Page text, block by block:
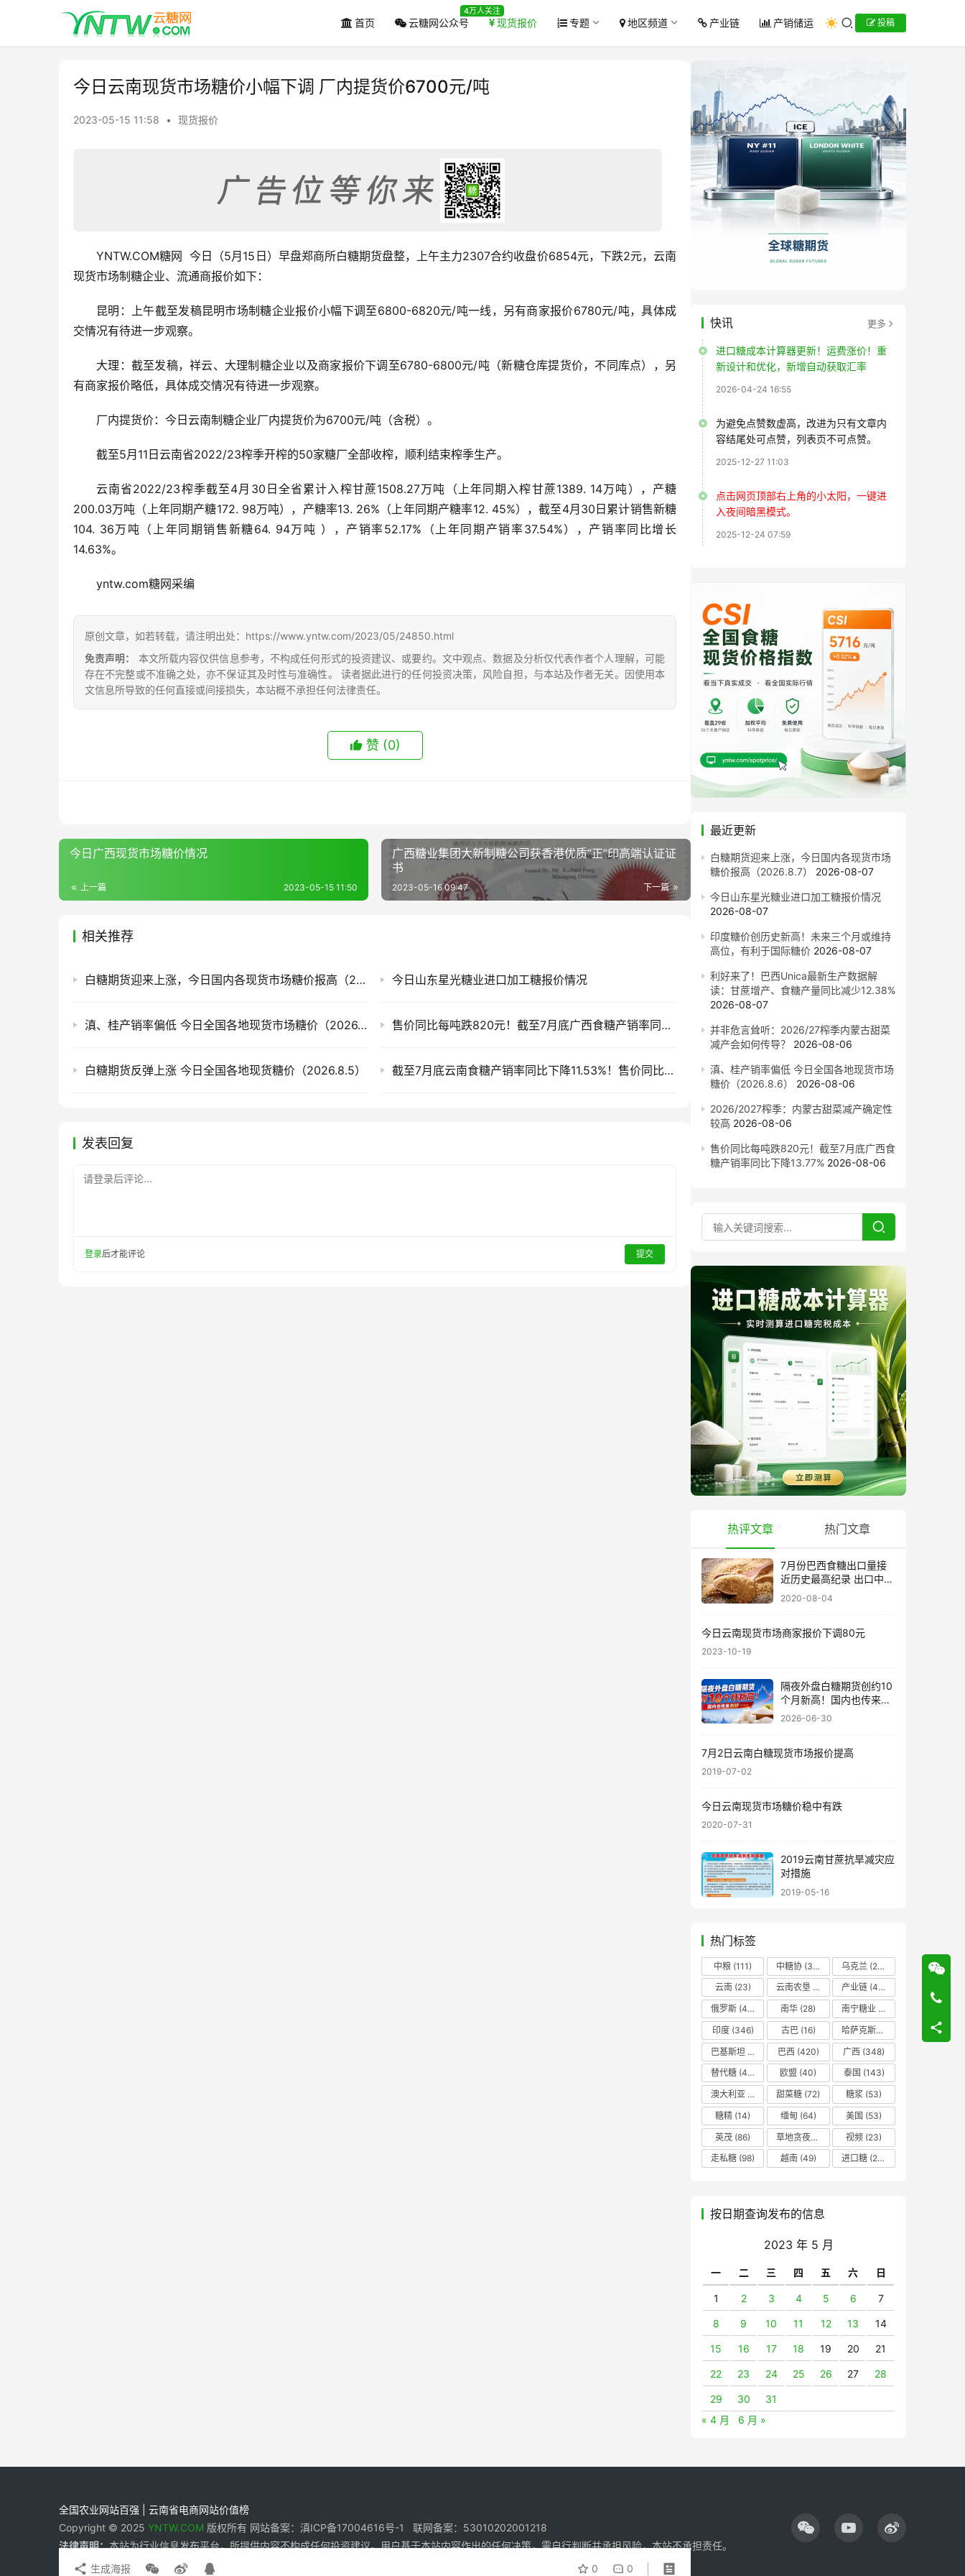
首页 云糖网公众号
4万人关注
现货报价 专题 地区频道 产业链 产销储运 投稿
今日云南现货市场糖价小幅下调 厂内提货价6700元/吨
2023-05-15 11:58 • 现货报价
YNTW.COM糖网  今日（5月15日）早盘郑商所白糖期货盘整，上午主力2307合约收盘价6854元，下跌2元，云南
现货市场制糖企业、流通商报价如下：
昆明：上午截至发稿昆明市场制糖企业报价小幅下调至6800-6820元/吨一线，另有商家报价6780元/吨，具体成
交情况有待进一步观察。
大理：截至发稿，祥云、大理制糖企业以及商家报价下调至6780-6800元/吨（新糖仓库提货价，不同库点），另
有商家报价略低，具体成交情况有待进一步观察。
厂内提货价：今日云南制糖企业厂内提货价为6700元/吨（含税）。
截至5月11日云南省2022/23榨季开榨的50家糖厂全部收榨，顺利结束榨季生产。
云南省2022/23榨季截至4月30日全省累计入榨甘蔗1508.27万吨（上年同期入榨甘蔗1389. 14万吨），产糖
200.03万吨（上年同期产糖172. 98万吨），产糖率13. 26%（上年同期产糖率12. 45%），截至4月30日累计销售新糖
104. 36万吨（上年同期销售新糖64. 94万吨 ），产销率52.17%（上年同期产销率37.54%），产销率同比增长
14.63%。
yntw.com糖网采编
原创文章，如若转载，请注明出处：https://www.yntw.com/2023/05/24850.html
免责声明：
本文所载内容仅供信息参考，不构成任何形式的投资建议、或要约。文中观点、数据及分析仅代表作者个人理解，可能
存在不完整或不准确之处，亦不保证其及时性与准确性。 读者据此进行的任何投资决策，风险自担，与本站及作者无关。因使用本
文信息所导致的任何直接或间接损失，本站概不承担任何法律责任。
赞 (0)
0 0
生成海报
今日广西现货市场糖价情况
上一篇 2023-05-15 11:50
广西糖业集团大新制糖公司获香港优质“正”印高端认证证
书
下一篇
2023-05-16 09:47
相关推荐
白糖期货迎来上涨，今日国内各现货市场糖价报高（2026.8.7） 今日山东星光糖业进口加工糖报价情况
滇、桂产销率偏低 今日全国各地现货市场糖价（2026.8.6） 售价同比每吨跌820元！截至7月底广西食糖产销率同比下降13.77%
白糖期货反弹上涨 今日全国各地现货糖价（2026.8.5） 截至7月底云南食糖产销率同比下降11.53%！售价同比下跌900元/吨
发表回复
请登录后评论...
登录后才能评论 提交
快讯 更多
进口糖成本计算器更新！运费涨价！重
新设计和优化，新增自动获取汇率
2026-04-24 16:55
为避免点赞数虚高，改进为只有文章内
容结尾处可点赞，列表页不可点赞。
2025-12-27 11:03
点击网页顶部右上角的小太阳，一键进
入夜间暗黑模式。
2025-12-24 07:59
最近更新
白糖期货迎来上涨，今日国内各现货市场
糖价报高（2026.8.7）
2026-08-07
今日山东星光糖业进口加工糖报价情况
2026-08-07
印度糖价创历史新高！未来三个月或维持
高位，有利于国际糖价 2026-08-07
利好来了！巴西Unica最新生产数据解
读：甘蔗增产、食糖产量同比减少12.38%
2026-08-07
并非危言耸听：2026/27榨季内蒙古甜菜
减产会如何传导？
2026-08-06
滇、桂产销率偏低 今日全国各地现货市场
糖价（2026.8.6）
2026-08-06
2026/2027榨季：内蒙古甜菜减产确定性
较高 2026-08-06
售价同比每吨跌820元！截至7月底广西食
糖产销率同比下降13.77% 2026-08-06
热评文章 热门文章
7月份巴西食糖出口量接
近历史最高纪录 出口中国
超40万吨
2020-08-04
今日云南现货市场商家报价下调80元
2023-10-19
隔夜外盘白糖期货创约10
个月新高！国内也传来利
好……
2026-06-30
7月2日云南白糖现货市场报价提高
2019-07-02
今日云南现货市场糖价稳中有跌
2020-07-31
2019云南甘蔗抗旱减灾应
对措施
2019-05-16
热门标签
中粮 (111) 中糖协 (37) 乌克兰 (20)
云南(23) 云南农垦 产业链 (42)
俄罗斯 (43) 南华 (28) 南宁糖业
印度(346) 古巴(16) 哈萨克斯坦
巴基斯坦
巴西(420) 广西 (348)
替代糖 (48) 欧盟 (40) 泰国 (143)
澳大利亚
甜菜糖 (72) 糖浆 (53)
糖精 (14) 缅甸 (64) 美国 (53)
英茂 (86) 草地贪夜蛾 视频 (23)
走私糖 (98) 越南(49) 进口糖 (236)
按日期查询发布的信息
2023 年 5 月
一 二 三 四 五 六 日
1 2 3 4 5 6 7
8 9 10 11 12 13 14
15 16 17 18 19 20 21
22 23 24 25 26 27 28
29 30
31
« 4 月
6 月 »
全国农业网站百强 | 云南省电商网站价值榜
Copyright © 2025 YNTW.COM 版权所有 网站备案：滇ICP备17004616号-1 联网备案：53010202001218
法律声明：本站为行业信息发布平台，所提供内容不构成任何投资建议。用户基于本站内容作出的任何决策，需自行判断并承担风险，本站不承担责任。